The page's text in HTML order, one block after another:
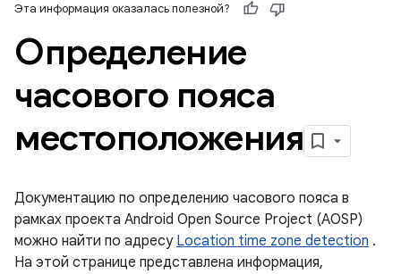
Эта информация оказалась полезной?
Определение
часового пояса
местоположения
Документацию по определению часового пояса в
рамках проекта Android Open Source Project (AOSP)
можно найти по адресу Location time zone detection .
На этой странице представлена ​​информация,